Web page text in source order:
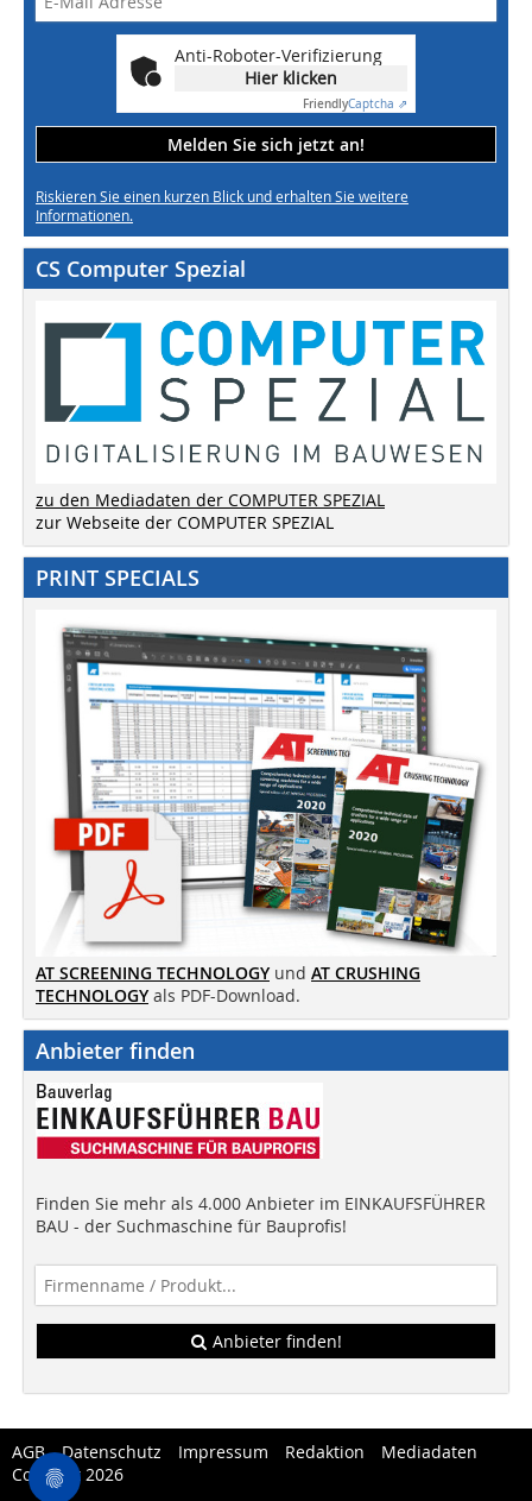
Anti-Roboter-Verifizierung
Hier klicken
FriendlyCaptcha ⇗
Melden Sie sich jetzt an!
Riskieren Sie einen kurzen Blick und erhalten Sie weitere
Informationen.
CS Computer Spezial
zu den Mediadaten der COMPUTER SPEZIAL
zur Webseite der COMPUTER SPEZIAL
PRINT SPECIALS
AT SCREENING TECHNOLOGY und AT CRUSHING
TECHNOLOGY als PDF-Download.
Anbieter finden
Finden Sie mehr als 4.000 Anbieter im EINKAUFSFÜHRER
BAU - der Suchmaschine für Bauprofis!
Anbieter finden!
AGB Datenschutz Impressum Redaktion
Mediadaten
Copytest 2026